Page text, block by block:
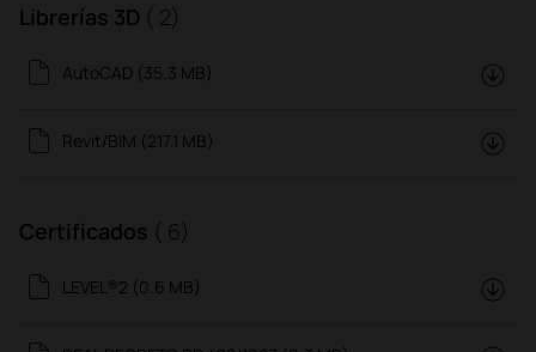
Librerías 3D ( 2)
AutoCAD (35.3 MB)
Revit/BIM (217.1 MB)
Certificados ( 6)
LEVEL®2 (0.6 MB)